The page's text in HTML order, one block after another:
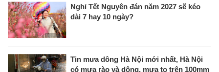
Nghỉ Tết Nguyên đán năm 2027 sẽ kéo
dài 7 hay 10 ngày?
Tin mưa dông Hà Nội mới nhất, Hà Nội
có mưa rào và dông, mưa to trên 100mm